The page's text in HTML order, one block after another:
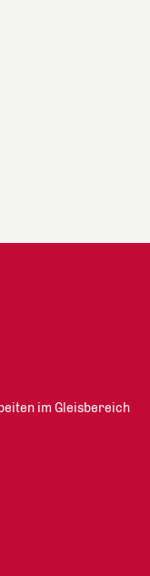
im Gleisbereich